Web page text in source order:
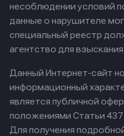
несоблюдении условий
данные о нарушителе
специальный реестр
агентство для
Данный Интернет-сайт
информационный
является публичной
положениями Статьи
Для получения